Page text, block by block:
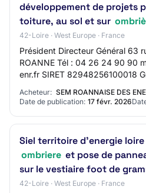
développement de projets
toiture, au sol et sur
42-Loire · West Europe · France
Président Directeur Général 63
ROANNE Tél : 04 26 24 90 90
enr.fr SIRET 82948256100018
Acheteur: SEM ROANNAISE DES
Date de publication: 17 févr. 2026
Siel territoire d'energie
ombriere et pose de
sur le vestiaire foot de
42-Loire · West Europe · France